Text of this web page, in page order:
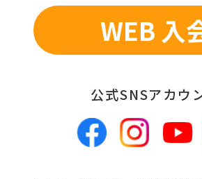
限
効
翌月1日から
別途、休会費をク
る
WEB 入
公式SNSアカウ